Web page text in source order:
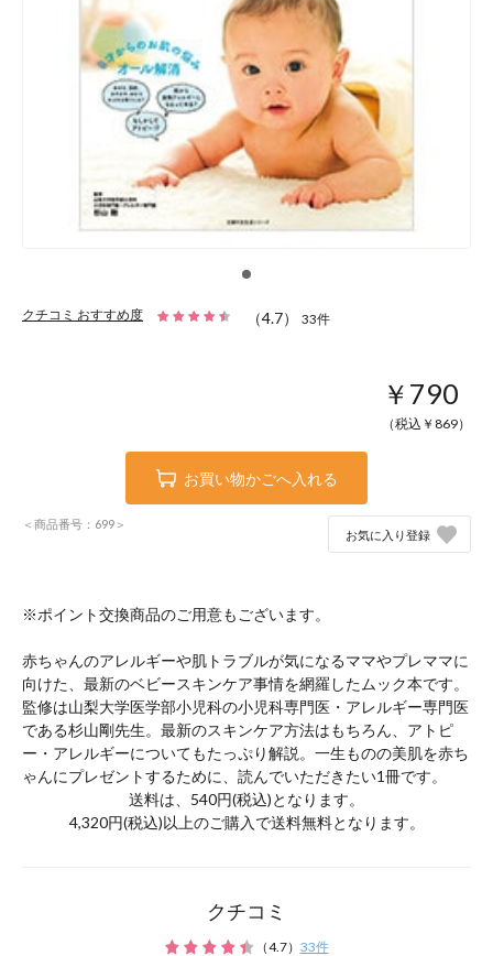
クチコミ おすすめ度 （4.7） 33件
￥790
（税込￥ 869）
お買い物かごへ入れる
＜商品番号：699＞
お気に入り登録
※ポイント交換商品のご用意もございます。
赤ちゃんのアレルギーや肌トラブルが気になるママやプレママに
向けた、最新のベビースキンケア事情を網羅したムック本です。
監修は山梨大学医学部小児科の小児科専門医・アレルギー専門医
である杉山剛先生。最新のスキンケア方法はもちろん、アトピ
ー・アレルギーについてもたっぷり解説。一生ものの美肌を赤ち
ゃんにプレゼントするために、読んでいただきたい1冊です。
クチコミ
（4.7） 33件